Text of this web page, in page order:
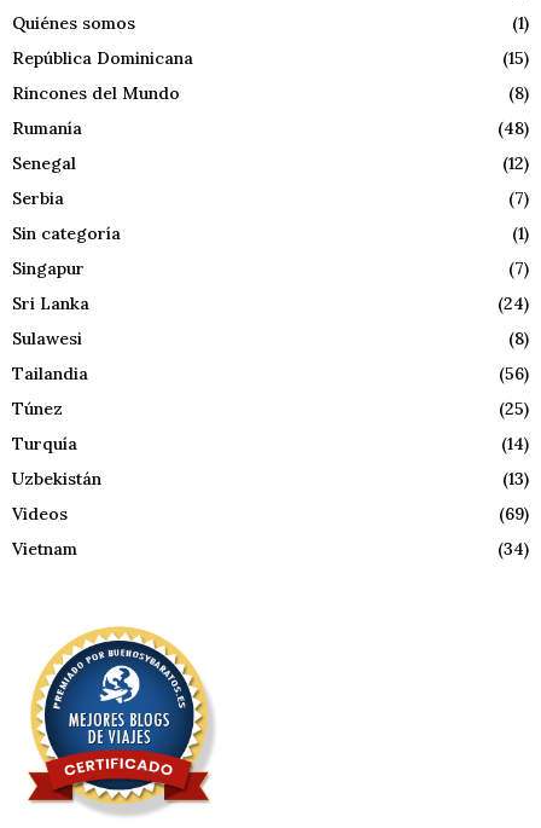
Quiénes somos
(1)
República Dominicana
(15)
Rincones del Mundo
(8)
Rumanía
(48)
Senegal
(12)
Serbia
(7)
Sin categoría
(1)
Singapur
(7)
Sri Lanka
(24)
Sulawesi
(8)
Tailandia
(56)
Túnez
(25)
Turquía
(14)
Uzbekistán
(13)
Videos
(69)
Vietnam
(34)